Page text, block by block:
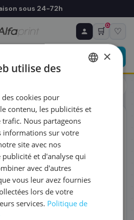
sous 24-72h
🛒
0
♡
achat — notre équipe
personnalisé
LIVRAISON SOUHAITÉE
×
utilise des
cookies pour
contenu, les publicités et
Nous partageons
informations sur votre
site avec nos
publicité et d'analyse qui
avec d'autres
vous leur avez fournies
lors de votre
services. Politique de